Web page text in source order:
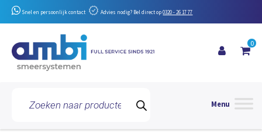
Snel en persoonlijk contact Advies nodig? Bel direct op0320 - 26 17 77
zoeken
0